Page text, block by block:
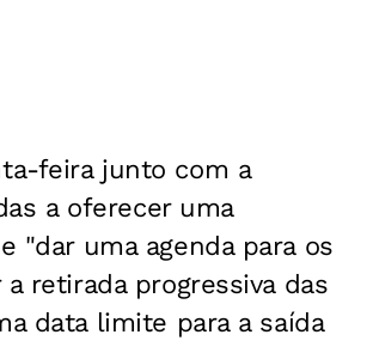
feira junto com a
a oferecer uma
"dar uma agenda para os
retirada progressiva das
data limite para a saída